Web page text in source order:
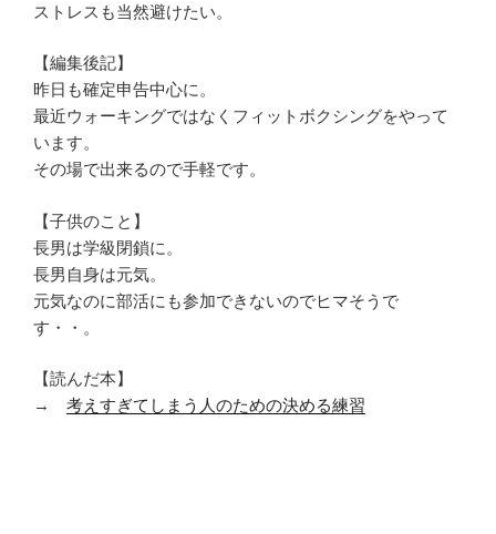
ストレスも当然避けたい。
【編集後記】
昨日も確定申告中心に。
最近ウォーキングではなくフィットボクシングをやって
います。
その場で出来るので手軽です。
【子供のこと】
長男は学級閉鎖に。
長男自身は元気。
元気なのに部活にも参加できないのでヒマそうで
す・・。
【読んだ本】
→ 考えすぎてしまう人のための決める練習